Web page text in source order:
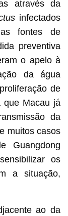
através da
infectados
fontes de
preventiva
o apelo à
da água
de
que Macau já
da
muitos casos
Guangdong
os
a situação,
ao da